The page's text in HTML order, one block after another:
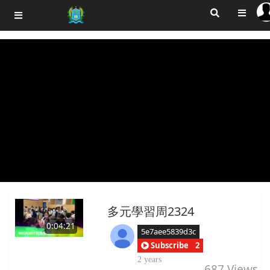
0:04:21
多元學習周2324
5e7aee5839d3c
Subscribe
2
2 years